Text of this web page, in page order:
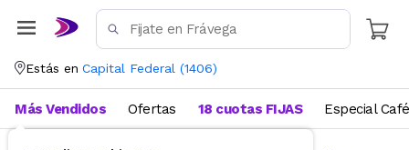
Estás en Capital Federal (1406)
Más Vendidos Ofertas 18 cuotas FIJAS Especial Café